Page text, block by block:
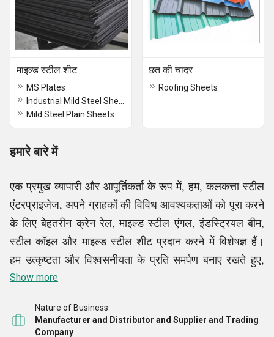
माइल्ड स्टील शीट
MS Plates
Mild Steel Plain Sheets
छत की चादर
Roofing Sheets
हमारे बारे में
एक प्रमुख व्यापारी और आपूर्तिकर्ता के रूप में, हम, कलकत्ता स्टील
एंटरप्राइजेज, अपने ग्राहकों की विविध आवश्यकताओं को पूरा करने
के लिए बेहतरीन क्रेन रेल, माइल्ड स्टील एंगल, इंडस्ट्रियल बीम,
स्टील कॉइल और माइल्ड स्टील शीट प्रदान करने में विशेषज्ञ हैं।
हम उत्कृष्टता और विश्वसनीयता के प्रति समर्पण बनाए रखते हुए,
टिकाऊपन और गुणवत्ता के लिए सख्त आवश्यकताओं को पूरा करने
व्यापक समाधानों के साथ उद्योगों की एक विस्तृत श्रृंखला की सेवा
करते हैं, ताकि हमारे ग्राहक अपनी अनूठी ज़रूरतों के लिए आदर्श
Show more
Nature of Business
Manufacturer and Distributor and Supplier and Trading
Company